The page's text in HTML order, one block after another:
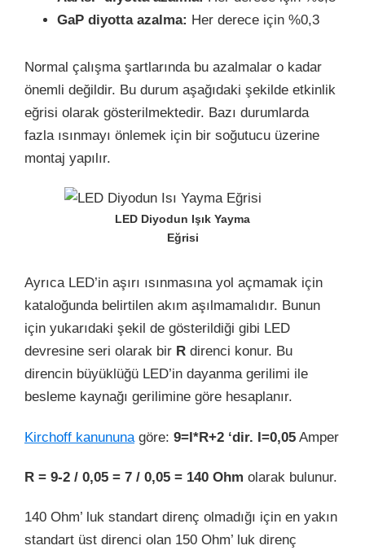
GaP diyotta azalma: Her derece için %0,3
Normal çalışma şartlarında bu azalmalar o kadar
önemli değildir. Bu durum aşağıdaki şekilde etkinlik
eğrisi olarak gösterilmektedir. Bazı durumlarda
fazla ısınmayı önlemek için bir soğutucu üzerine
montaj yapılır.
LED Diyodun Işık Yayma
Eğrisi
Ayrıca LED’in aşırı ısınmasına yol açmamak için
kataloğunda belirtilen akım aşılmamalıdır. Bunun
için yukarıdaki şekil de gösterildiği gibi LED
devresine seri olarak bir R direnci konur. Bu
direncin büyüklüğü LED’in dayanma gerilimi ile
besleme kaynağı gerilimine göre hesaplanır.
Kirchoff kanununa göre: 9=I*R+2 ‘dir. I=0,05 Amper
R = 9-2 / 0,05 = 7 / 0,05 = 140 Ohm olarak bulunur.
140 Ohm’ luk standart direnç olmadığı için en yakın
standart üst direnci olan 150 Ohm’ luk direnç